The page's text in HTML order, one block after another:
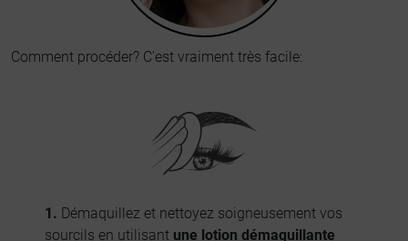
Comment procéder? C'est vraiment très facile:
1. Démaquillez et nettoyez soigneusement vos
sourcils en utilisant une lotion démaquillante